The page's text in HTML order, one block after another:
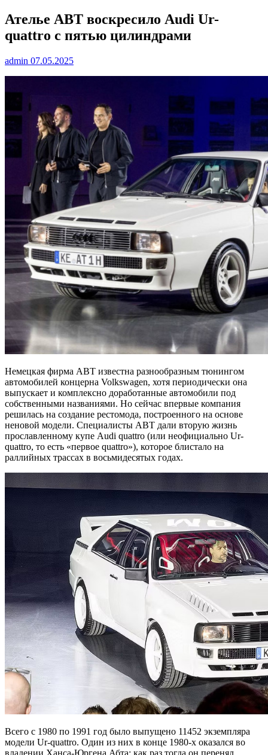
Ателье ABT воскресило Audi Ur-
quattro с пятью цилиндрами
admin 07.05.2025
Немецкая фирма ABT известна разнообразным тюнингом
автомобилей концерна Volkswagen, хотя периодически она
выпускает и комплексно доработанные автомобили под
собственными названиями. Но сейчас впервые компания
решилась на создание рестомода, построенного на основе
неновой модели. Специалисты ABT дали вторую жизнь
прославленному купе Audi quattro (или неофициально Ur-
quattro, то есть «первое quattro»), которое блистало на
раллийных трассах в восьмидесятых годах.
Всего с 1980 по 1991 год было выпущено 11452 экземпляра
модели Ur-quattro. Один из них в конце 1980-х оказался во
владении Ханса-Юргена Абта: как раз тогда он перенял